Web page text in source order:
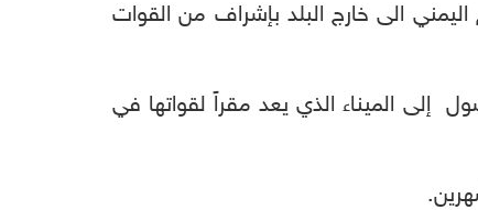
الى خارج البلد بإشراف من القوات
إلى الميناء الذي يعد مقراً لقواتها في